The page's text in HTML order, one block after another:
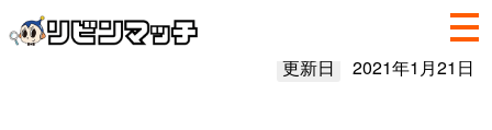
更新日 2021年1月21日